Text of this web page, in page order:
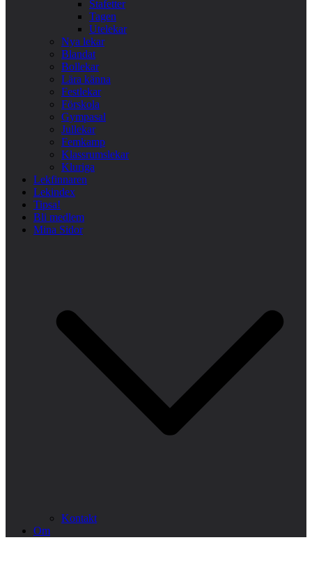
Stafetter
Tagen
Utelekar
Nya lekar
Blandat
Bollekar
Lära känna
Festlekar
Förskola
Gympasal
Jullekar
Femkamp
Klassrumslekar
Kluriga
Lekfinnaren
Lekindex
Tipsa!
Bli medlem
Mina Sidor
Kontakt
Om